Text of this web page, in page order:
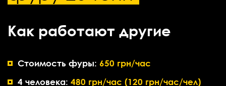
Как работают другие
Стоимость фуры: 650 грн/час
4 человека: 480 грн/час (120 грн/час/чел)